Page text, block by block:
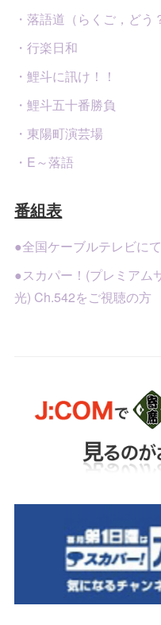
・落語道（らくご，どう
・行楽日和
・鯉斗に訊け！！
・鯉斗五十番勝負
・東陽町演芸場
・E～落語
番組表
●全国ケーブルテレビに
●スカパー！(プレミアム
光) Ch.542をご視聴の方